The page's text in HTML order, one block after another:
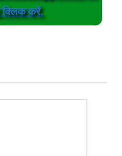
क्लिक करें.